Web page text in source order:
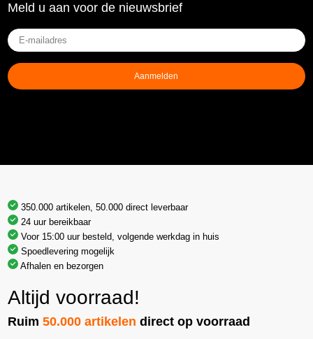
Meld u aan voor de nieuwsbrief
E-
mailadres(Vereist)
Aanmelden
350.000 artikelen, 50.000 direct leverbaar
24 uur bereikbaar
Voor 15:00 uur besteld, volgende werkdag in huis
Spoedlevering mogelijk
Afhalen en bezorgen
Altijd voorraad!
Ruim50.000 artikelen direct op voorraad